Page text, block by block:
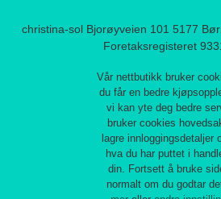
christina-sol Bjorøyveien 101 5177
Foretaksregisteret
Vår nettbutikk bruker
du får en bedre
vi kan yte deg bedre
bruker cookies
lagre innloggingsdetaljer
hva du har puttet i
din. Fortsett å bruke
normalt om du godtar